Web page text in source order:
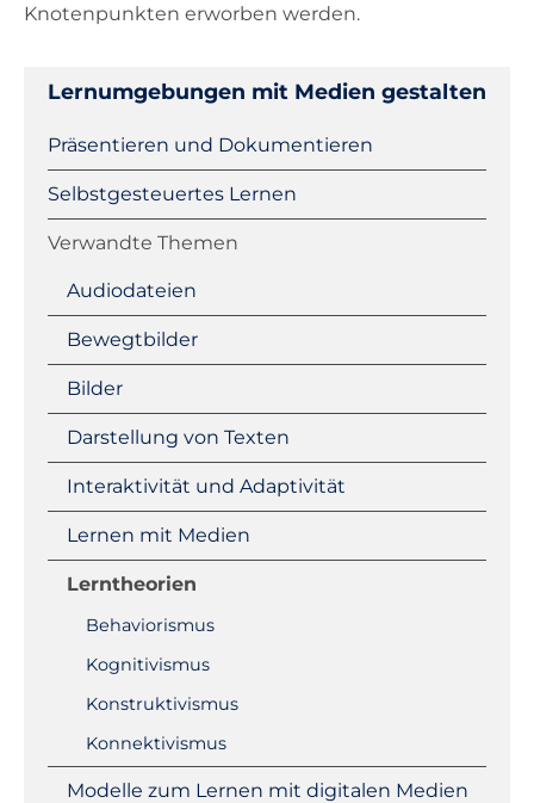
Knotenpunkten erworben werden.
Lernumgebungen mit Medien gestalten
Navigation
Präsentieren und Dokumentieren
Selbstgesteuertes Lernen
Verwandte Themen
Audiodateien
Bewegtbilder
Bilder
Darstellung von Texten
Interaktivität und Adaptivität
Lernen mit Medien
Lerntheorien
Behaviorismus
Kognitivismus
Konstruktivismus
Konnektivismus
Modelle zum Lernen mit digitalen Medien